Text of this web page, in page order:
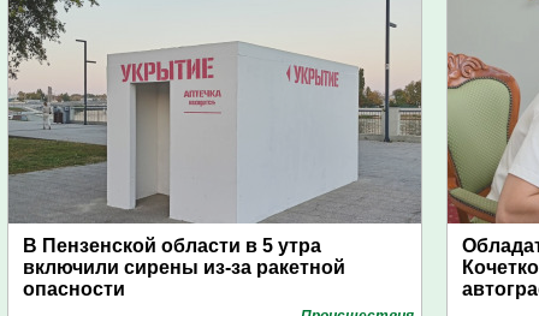
В Пензенской области в 5 утра
включили сирены из-за ракетной
опасности